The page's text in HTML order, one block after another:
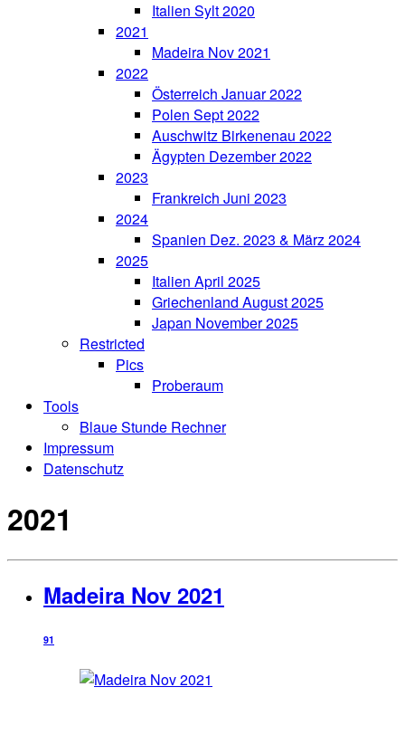
Italien Sylt 2020
2021
Madeira Nov 2021
2022
Österreich Januar 2022
Polen Sept 2022
Auschwitz Birkenenau 2022
Ägypten Dezember 2022
2023
Frankreich Juni 2023
2024
Spanien Dez. 2023 & März 2024
2025
Italien April 2025
Griechenland August 2025
Japan November 2025
Restricted
Pics
Proberaum
Tools
Blaue Stunde Rechner
Impressum
Datenschutz
2021
Madeira Nov 2021
91